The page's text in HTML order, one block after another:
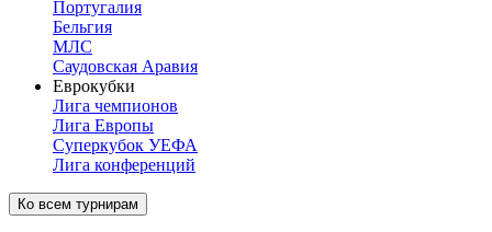
Португалия
Бельгия
МЛС
Саудовская Аравия
Еврокубки
Лига чемпионов
Лига Европы
Суперкубок УЕФА
Лига конференций
Ко всем турнирам